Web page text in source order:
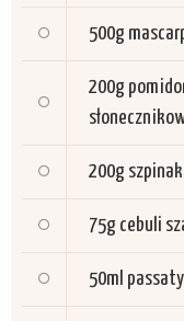
500g
200g
200g
75g cebuli
50ml passaty